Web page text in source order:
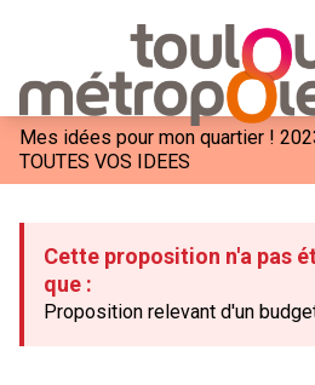
Mes idées pour mon quartier !
TOUTES VOS IDEES
Cette proposition n'a pas
que :
Proposition relevant d'un